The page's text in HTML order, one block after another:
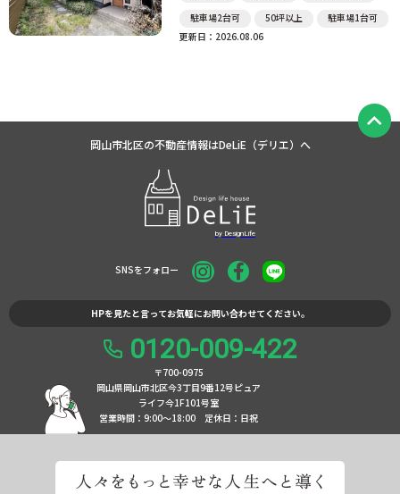
駐車場2台可
50坪以上
駐車場1台可
更新日：2026.08.06
岡山市北区の不動産情報はDeLiE（デリエ）へ
SNSをフォロー
HPを見たと言ってお気軽にお問い合わせてください。
0120-009-422
〒700-0975
岡山県岡山市北区今3丁目9番12号ピュア
ライフ今1F101号室
営業時間：9:00〜18:00
定休日：日祝